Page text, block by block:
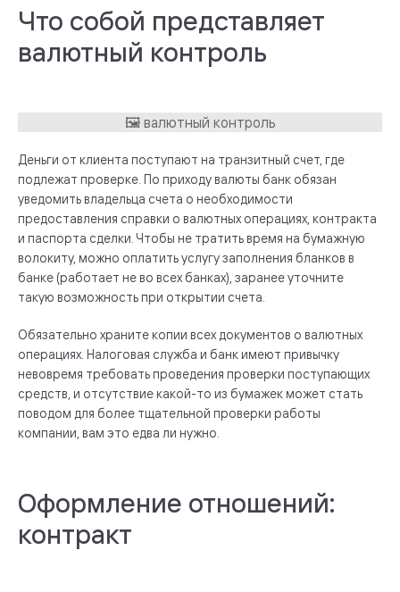
Что собой представляет
валютный контроль
Деньги от клиента поступают на транзитный счет, где
подлежат проверке. По приходу валюты банк обязан
уведомить владельца счета о необходимости
предоставления справки о валютных операциях, контракта
и паспорта сделки. Чтобы не тратить время на бумажную
волокиту, можно оплатить услугу заполнения бланков в
банке (работает не во всех банках), заранее уточните
такую возможность при открытии счета.
Обязательно храните копии всех документов о валютных
операциях. Налоговая служба и банк имеют привычку
невовремя требовать проведения проверки поступающих
средств, и отсутствие какой-то из бумажек может стать
поводом для более тщательной проверки работы
компании, вам это едва ли нужно.
Оформление отношений:
контракт